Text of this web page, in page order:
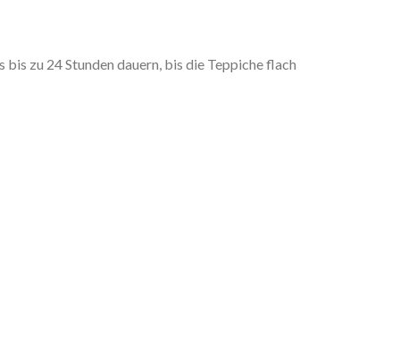
zu 24 Stunden dauern, bis die Teppiche flach